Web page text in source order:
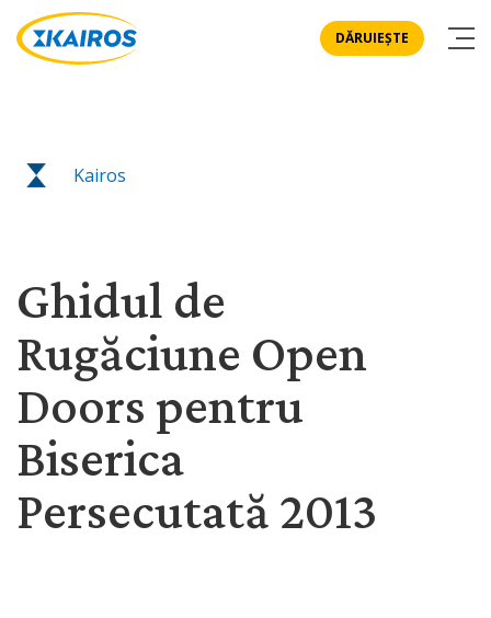
DĂRUIEȘTE
Kairos
Ghidul de
Rugăciune Open
Doors pentru
Biserica
Persecutată 2013